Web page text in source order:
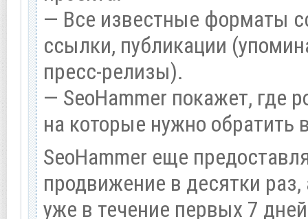
— Все известные форматы
ссылки, публикации
пресс-релизы).
— SeoHammer покажет, где
на которые нужно обратить
SeoHammer еще
продвижение в десятки
уже в течение первых 7